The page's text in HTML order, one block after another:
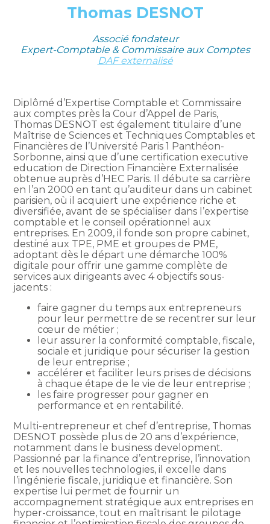
Thomas DESNOT
Associé fondateur
Expert-Comptable & Commissaire aux Comptes
DAF externalisé
Diplômé d’Expertise Comptable et Commissaire
aux comptes près la Cour d’Appel de Paris,
Thomas DESNOT est également titulaire d’une
Maîtrise de Sciences et Techniques Comptables et
Financières de l’Université Paris 1 Panthéon-
Sorbonne, ainsi que d’une certification executive
education de Direction Financière Externalisée
obtenue auprès d’HEC Paris. Il débute sa carrière
en l’an 2000 en tant qu’auditeur dans un cabinet
parisien, où il acquiert une expérience riche et
diversifiée, avant de se spécialiser dans l’expertise
comptable et le conseil opérationnel aux
entreprises. En 2009, il fonde son propre cabinet,
destiné aux TPE, PME et groupes de PME,
adoptant dès le départ une démarche 100%
digitale pour offrir une gamme complète de
services aux dirigeants avec 4 objectifs sous-
jacents :
faire gagner du temps aux entrepreneurs
pour leur permettre de se recentrer sur leur
cœur de métier ;
leur assurer la conformité comptable, fiscale,
sociale et juridique pour sécuriser la gestion
de leur entreprise ;
accélérer et faciliter leurs prises de décisions
à chaque étape de le vie de leur entreprise ;
les faire progresser pour gagner en
performance et en rentabilité.
Multi-entrepreneur et chef d’entreprise, Thomas
DESNOT possède plus de 20 ans d’expérience,
notamment dans le business development.
Passionné par la finance d’entreprise, l’innovation
et les nouvelles technologies, il excelle dans
l’ingénierie fiscale, juridique et financière. Son
expertise lui permet de fournir un
accompagnement stratégique aux entreprises en
hyper-croissance, tout en maîtrisant le pilotage